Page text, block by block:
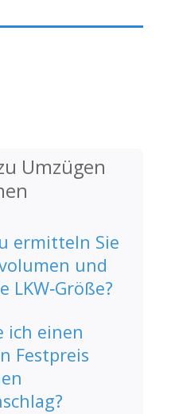
Umzügen
ermitteln Sie
und
ich einen
Festpreis